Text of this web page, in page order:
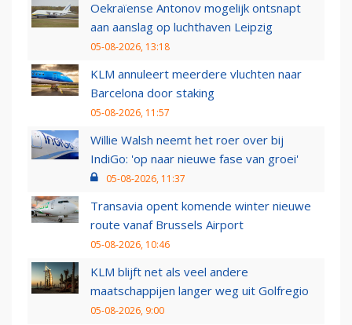
Oekraïense Antonov mogelijk ontsnapt
aan aanslag op luchthaven Leipzig
05-08-2026, 13:18
KLM annuleert meerdere vluchten naar
Barcelona door staking
05-08-2026, 11:57
Willie Walsh neemt het roer over bij
IndiGo: 'op naar nieuwe fase van groei'
05-08-2026, 11:37
Transavia opent komende winter nieuwe
route vanaf Brussels Airport
05-08-2026, 10:46
KLM blijft net als veel andere
maatschappijen langer weg uit Golfregio
05-08-2026, 9:00